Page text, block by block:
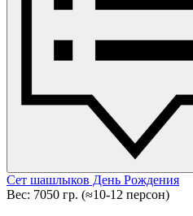
Сет шашлыков День Рождения
Вес: 7050 гр. (≈10-12 персон)